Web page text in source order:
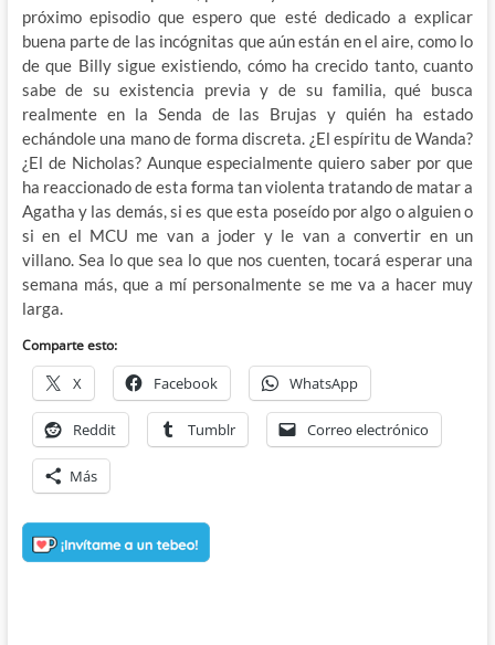
próximo episodio que espero que esté dedicado a explicar
buena parte de las incógnitas que aún están en el aire, como lo
de que Billy sigue existiendo, cómo ha crecido tanto, cuanto
sabe de su existencia previa y de su familia, qué busca
realmente en la Senda de las Brujas y quién ha estado
echándole una mano de forma discreta. ¿El espíritu de Wanda?
¿El de Nicholas? Aunque especialmente quiero saber por que
ha reaccionado de esta forma tan violenta tratando de matar a
Agatha y las demás, si es que esta poseído por algo o alguien o
si en el MCU me van a joder y le van a convertir en un
villano. Sea lo que sea lo que nos cuenten, tocará esperar una
semana más, que a mí personalmente se me va a hacer muy
larga.
Comparte esto:
X Facebook WhatsApp
Reddit Tumblr Correo electrónico
Más